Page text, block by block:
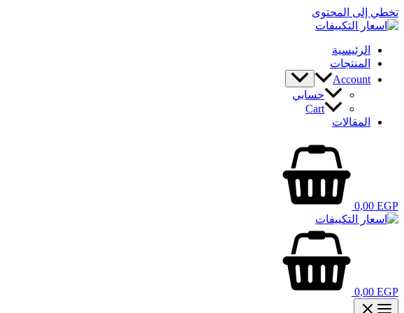
تخطي إلى المحتوى
الرئيسية
المنتجات
Account
حسابي
Cart
المقالات
0,00 EGP
0,00 EGP